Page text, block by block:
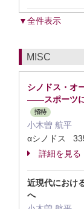
▼全件表示
MISC
シノドス・オ
――スポーツに
招待
小木曽 航平
αシノドス
詳細を見る
近現代におけ
へ